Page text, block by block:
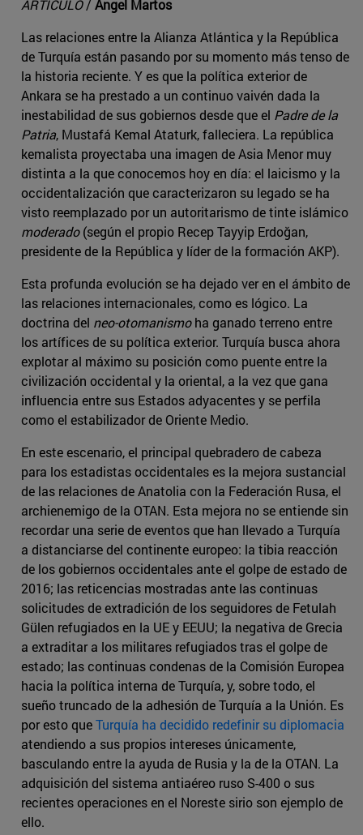
ARTÍCULO/ Ángel Martos
Las relaciones entre la Alianza Atlántica y la República
de Turquía están pasando por su momento más tenso de
la historia reciente. Y es que la política exterior de
Ankara se ha prestado a un continuo vaivén dada la
inestabilidad de sus gobiernos desde que el Padre de la
Patria, Mustafá Kemal Ataturk, falleciera. La república
kemalista proyectaba una imagen de Asia Menor muy
distinta a la que conocemos hoy en día: el laicismo y la
occidentalización que caracterizaron su legado se ha
visto reemplazado por un autoritarismo de tinte islámico
moderado(según el propio Recep Tayyip Erdoğan,
presidente de la República y líder de la formación AKP).
Esta profunda evolución se ha dejado ver en el ámbito de
las relaciones internacionales, como es lógico. La
doctrina del neo-otomanismoha ganado terreno entre
los artífices de su política exterior. Turquía busca ahora
explotar al máximo su posición como puente entre la
civilización occidental y la oriental, a la vez que gana
influencia entre sus Estados adyacentes y se perfila
como el estabilizador de Oriente Medio.
En este escenario, el principal quebradero de cabeza
para los estadistas occidentales es la mejora sustancial
de las relaciones de Anatolia con la Federación Rusa, el
archienemigo de la OTAN. Esta mejora no se entiende sin
recordar una serie de eventos que han llevado a Turquía
a distanciarse del continente europeo: la tibia reacción
de los gobiernos occidentales ante el golpe de estado de
2016; las reticencias mostradas ante las continuas
solicitudes de extradición de los seguidores de Fetulah
Gülen refugiados en la UE y EEUU; la negativa de Grecia
a extraditar a los militares refugiados tras el golpe de
estado; las continuas condenas de la Comisión Europea
hacia la política interna de Turquía, y, sobre todo, el
sueño truncado de la adhesión de Turquía a la Unión. Es
por esto queTurquía ha decidido redefinir su diplomacia
atendiendo a sus propios intereses únicamente,
basculando entre la ayuda de Rusia y la de la OTAN. La
adquisición del sistema antiaéreo ruso S-400 o sus
recientes operaciones en el Noreste sirio son ejemplo de
ello.